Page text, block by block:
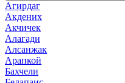
Агирдаг
Акдених
Акчичек
Алагади
Алсанжак
Арапкой
Бахчели